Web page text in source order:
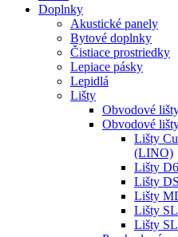
Doplnky
Akustické panely
Bytové doplnky
Čistiace prostriedky
Lepiace pásky
Lepidlá
Lišty
Obvodové
Obvodové
Lišty
(LINO)
Lišty
Lišty
Lišty
Lišty
Lišty